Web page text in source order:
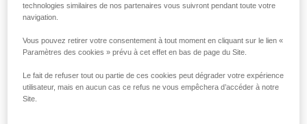
technologies similaires de nos partenaires vous suivront pendant toute votre
navigation.
Vous pouvez retirer votre consentement à tout moment en cliquant sur le lien «
Paramètres des cookies » prévu à cet effet en bas de page du Site.
Le fait de refuser tout ou partie de ces cookies peut dégrader votre expérience
utilisateur, mais en aucun cas ce refus ne vous empêchera d’accéder à notre
Site.